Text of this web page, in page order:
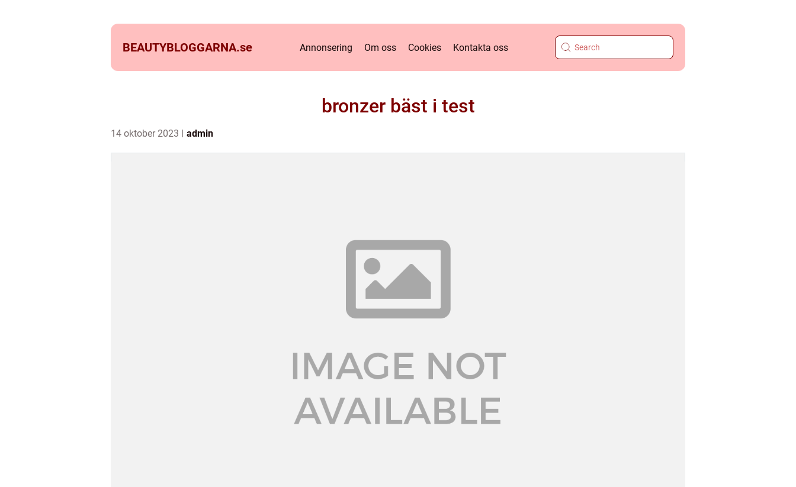
BEAUTYBLOGGARNA.se Annonsering Om oss Cookies Kontakta oss
bronzer bäst i test
14 oktober 2023 admin